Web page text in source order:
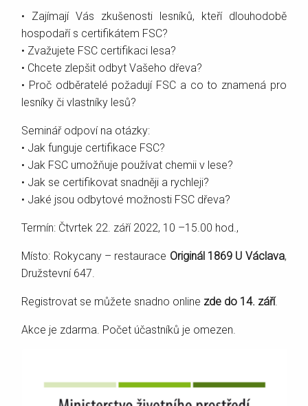
• Zajímají Vás zkušenosti lesníků, kteří dlouhodobě
hospodaří s certifikátem FSC?
• Zvažujete FSC certifikaci lesa?
• Chcete zlepšit odbyt Vašeho dřeva?
• Proč odběratelé požadují FSC a co to znamená pro
lesníky či vlastníky lesů?
Seminář odpoví na otázky:
• Jak funguje certifikace FSC?
• Jak FSC umožňuje používat chemii v lese?
• Jak se certifikovat snadněji a rychleji?
• Jaké jsou odbytové možnosti FSC dřeva?
Termín: Čtvrtek 22. září 2022, 10 –15.00 hod.,
Místo: Rokycany – restaurace Originál 1869 U Václava,
Družstevní 647.
Registrovat se můžete snadno online zde do 14. září.
Akce je zdarma. Počet účastníků je omezen.